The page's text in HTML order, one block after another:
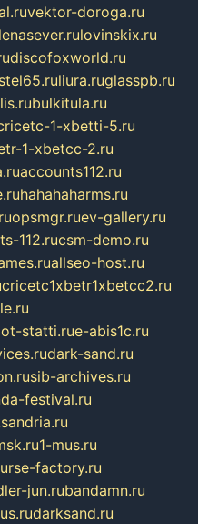
vektor-doroga.ru
lenasever.rulovinskix.ru
discofoxworld.ru
liura.ruglasspb.ru
bulkitula.ru
1-xbetti-5.ru
1-xbetcc-2.ru
accounts112.ru
hahahaharms.ru
opsmgr.ruev-gallery.ru
112.rucsm-demo.ru
allseo-host.ru
cricetc1xbetr1xbetcc2.ru
statti.rue-abis1c.ru
dark-sand.ru
sib-archives.ru
festival.ru
1-mus.ru
factory.ru
jun.rubandamn.ru
darksand.ru